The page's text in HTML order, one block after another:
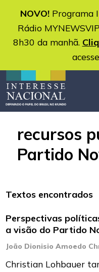
NOVO!Programa
Rádio
8h30 da manhã.
recursos
Partido
Textos encontrados
Perspectivas
a visão do Partido
João Dionisio Amoedo
Christian Lohbauer